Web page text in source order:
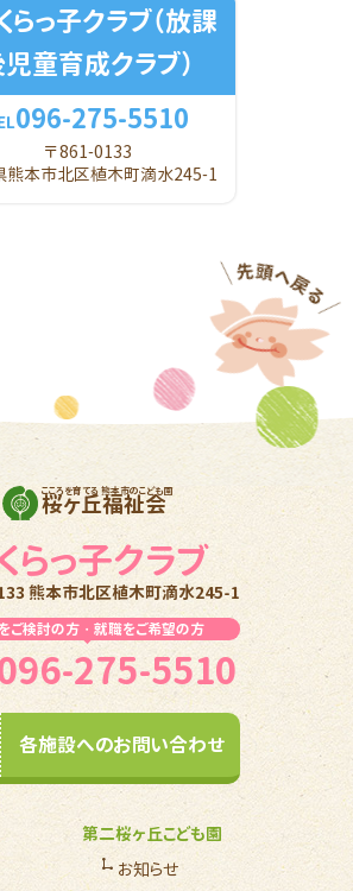
らっ子クラブ（放課
童育成クラブ）
096-275-5510
〒861-0133
熊本市北区植木町滴水245-1
こころを育てる 熊本市のこども園
桜ヶ丘福祉会
らっ子クラブ
熊本市北区植木町滴水245-1
ご検討の方・就職をご希望の方
275-5510
各施設へのお問い合わせ
第二桜ヶ丘こども園
お知らせ